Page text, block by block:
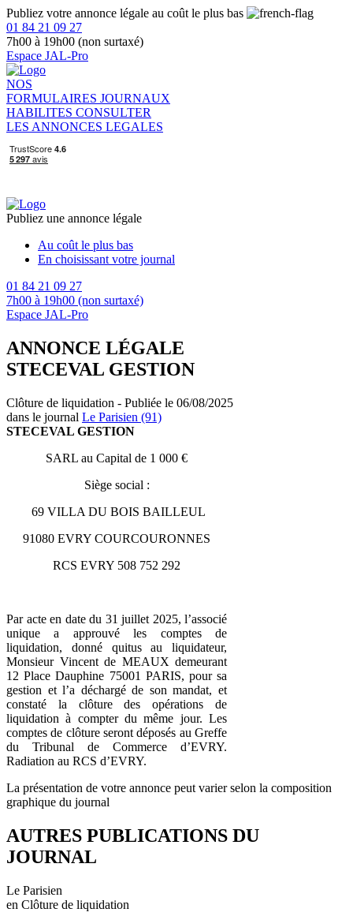
Publiez votre annonce légale au coût le plus bas
01 84 21 09 27
7h00 à 19h00 (non surtaxé)
Espace JAL-Pro
NOS
FORMULAIRES JOURNAUX
HABILITES CONSULTER
LES ANNONCES LEGALES
Publiez une annonce légale
Au coût le plus bas
En choisissant votre journal
01 84 21 09 27
7h00 à 19h00 (non surtaxé)
Espace JAL-Pro
ANNONCE LÉGALE
STECEVAL GESTION
Clôture de liquidation - Publiée le 06/08/2025
dans le journal Le Parisien (91)
STECEVAL GESTION
SARL au Capital de 1 000 €
Siège social :
69 VILLA DU BOIS BAILLEUL
91080 EVRY COURCOURONNES
RCS EVRY 508 752 292
Par acte en date du 31 juillet 2025, l’associé
unique a approuvé les comptes de
liquidation, donné quitus au liquidateur,
Monsieur Vincent de MEAUX demeurant
12 Place Dauphine 75001 PARIS, pour sa
gestion et l’a déchargé de son mandat, et
constaté la clôture des opérations de
liquidation à compter du même jour. Les
comptes de clôture seront déposés au Greffe
du Tribunal de Commerce d’EVRY.
Radiation au RCS d’EVRY.
La présentation de votre annonce peut varier selon la composition
graphique du journal
AUTRES PUBLICATIONS DU
JOURNAL
Le Parisien
en Clôture de liquidation